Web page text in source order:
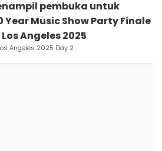
pembuka untuk
Year Music Show Party Finale
Angeles 2025
Angeles 2025 Day 2